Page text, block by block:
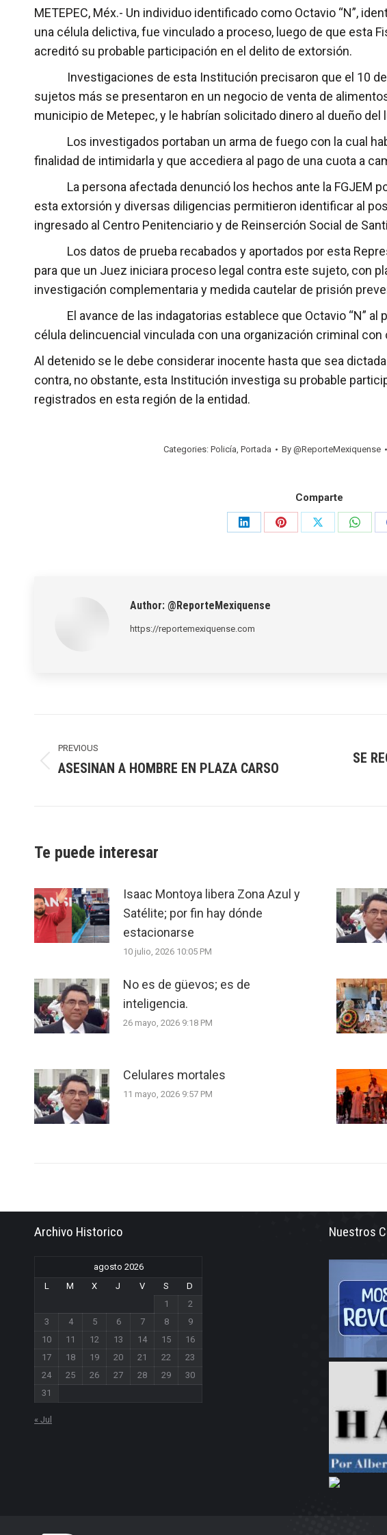
METEPEC, Méx.- Un individuo identificado como Octavio “N”,
una célula delictiva, fue vinculado a proceso, luego de que esta
acreditó su probable participación en el delito de extorsión.
Investigaciones de esta Institución precisaron que el 10 de
sujetos más se presentaron en un negocio de venta de
municipio de Metepec, y le habrían solicitado dinero al dueño del
Los investigados portaban un arma de fuego con la cual
finalidad de intimidarla y que accediera al pago de una cuota a
La persona afectada denunció los hechos ante la FGJEM
esta extorsión y diversas diligencias permitieron identificar al
ingresado al Centro Penitenciario y de Reinserción Social de
Los datos de prueba recabados y aportados por esta
para que un Juez iniciara proceso legal contra este sujeto, con
investigación complementaria y medida cautelar de prisión
El avance de las indagatorias establece que Octavio “N” al
célula delincuencial vinculada con una organización criminal
Al detenido se le debe considerar inocente hasta que sea
contra, no obstante, esta Institución investiga su probable
registrados en esta región de la entidad.
Categories: Policía, Portada By @ReporteMexiquense
Comparte
Share
Share
Share
Share
Author: @ReporteMexiquense
https://reportemexiquense.com
navigation
PREVIOUS
Previous
ASESINAN A HOMBRE EN PLAZA CARSO
SE
Te puede interesar
Isaac Montoya libera Zona Azul y
Satélite; por fin hay dónde
estacionarse
10 julio, 2026 10:05 PM
No es de güevos; es de
inteligencia.
26 mayo, 2026 9:18 PM
Celulares mortales
11 mayo, 2026 9:57 PM
Archivo Historico
agosto 2026
L
M X J V S
D
1
2
3
4 5 6 7 8
9
10
11 12 13 14 15
16
17
18 19 20 21 22
23
24
25 26 27 28 29
30
31
« Jul
Nuestros